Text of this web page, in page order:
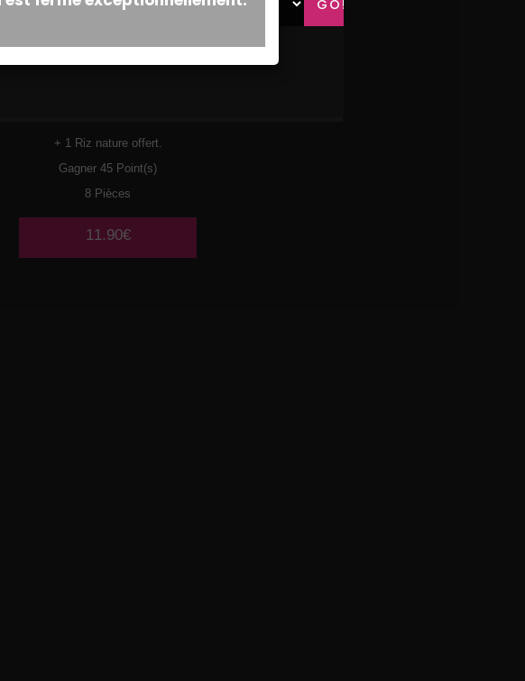
+ 1 Riz nature offert.
Gagner 45 Point(s)
8 Pièces
11.90€